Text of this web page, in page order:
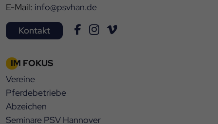
E-Mail: info@psvhan.de
Kontakt
IM FOKUS
Vereine
Pferdebetriebe
Abzeichen
Seminare PSV Hannover